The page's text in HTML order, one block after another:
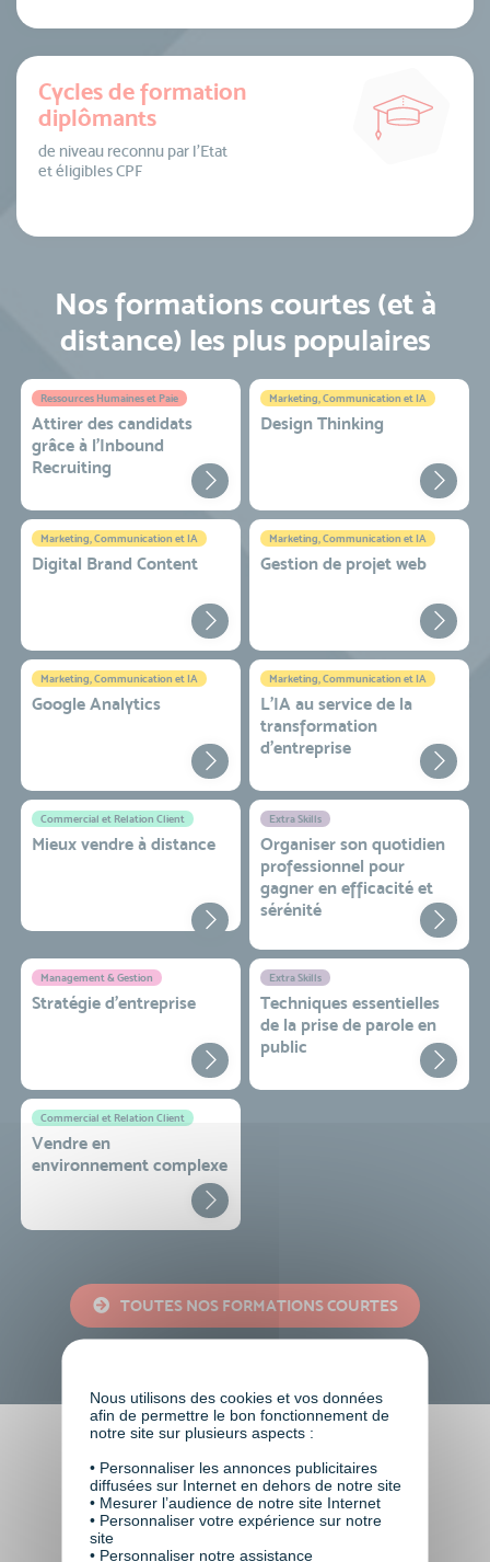
Cycles de formation
diplômants
de niveau reconnu par l’Etat
et éligibles CPF
Nos formations courtes (et à
distance) les plus populaires
Ressources Humaines et Paie
Attirer des candidats
grâce à l’Inbound
Recruiting
Marketing, Communication et IA
Design Thinking
Marketing, Communication et IA
Digital Brand Content
Marketing, Communication et IA
Gestion de projet web
Marketing, Communication et IA
Google Analytics
Marketing, Communication et IA
L'IA au service de la
transformation
d'entreprise
Commercial et Relation Client
Mieux vendre à distance
Extra Skills
Organiser son quotidien
professionnel pour
gagner en efficacité et
sérénité
Management & Gestion
Stratégie d’entreprise
Extra Skills
Techniques essentielles
de la prise de parole en
public
Commercial et Relation Client
Vendre en
environnement complexe
TOUTES NOS FORMATIONS COURTES
Faire le choix de VISIPLUS
academy c’est
Nous utilisons des cookies et vos données
afin de permettre le bon fonctionnement de
notre site sur plusieurs aspects :
• Personnaliser les annonces publicitaires
diffusées sur Internet en dehors de notre site
• Mesurer l’audience de notre site Internet
• Personnaliser votre expérience sur notre
site
• Personnaliser notre assistance